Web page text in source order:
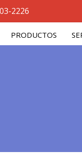
2226
PRODUCTOS